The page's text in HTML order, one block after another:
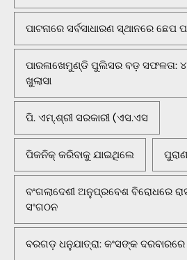
ପାଟନାରେ ସର୍ବସାଧାରଣ ସ୍ଥାନରେ
ପାରଳାଖେମୁଣ୍ଡି ପୁଲିସର ବଡ଼ ସଫଳତା:
ଖୁଲାସା
ପି. ଏମ୍.ଶ୍ରୀ ସରକାରୀ (ଏସ.ଏସ
ପିକନିକ୍‌ କରିବାକୁ ଯାଇଥିଲେ
ବଂଗଲାଦେଶୀ ଅନୁପ୍ରବେଶ ବିରୋଧରେ
ସଂଗଠନ
ବରଗଡ଼ ଧନୁଯାତ୍ରା: କଂସଙ୍କ